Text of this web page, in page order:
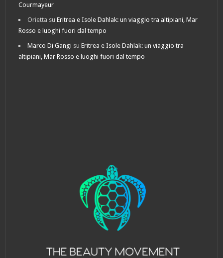
Courmayeur
Orietta suEritrea e Isole Dahlak: un viaggio tra altipiani, Mar
Rosso e luoghi fuori dal tempo
Marco Di Gangi suEritrea e Isole Dahlak: un viaggio tra
altipiani, Mar Rosso e luoghi fuori dal tempo